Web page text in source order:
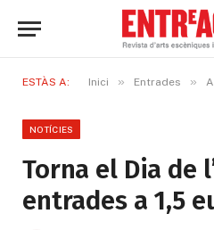
ESTÀS A: Inici » Entrades »
NOTÍCIES
Torna el Dia de
entrades a 1,5